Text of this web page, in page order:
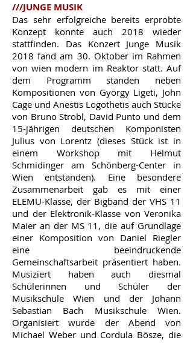
///JUNGE MUSIK
Das sehr erfolgreiche bereits erprobte
Konzept konnte auch 2018 wieder
stattfinden. Das Konzert Junge Musik
2018 fand am 30. Oktober im Rahmen
von wien modern im Reaktor statt. Auf
dem Programm standen neben
Kompositionen von György Ligeti, John
Cage und Anestis Logothetis auch Stücke
von Bruno Strobl, David Punto und dem
15-jährigen deutschen Komponisten
Julius von Lorentz (dieses Stück ist in
einem Workshop mit Helmut
Schmidinger am Schönberg-Center in
Wien entstanden). Eine besondere
Zusammenarbeit gab es mit einer
ELEMU-Klasse, der Bigband der VHS 11
und der Elektronik-Klasse von Veronika
Maier an der MS 11, die auf Grundlage
einer Komposition von Daniel Riegler
eine beeindruckende
Gemeinschaftsarbeit präsentiert haben.
Musiziert haben auch diesmal
Schülerinnen und Schüler der
Musikschule Wien und der Johann
Sebastian Bach Musikschule Wien.
Organisiert wurde der Abend von
Michael Weber und Cordula Bösze, die